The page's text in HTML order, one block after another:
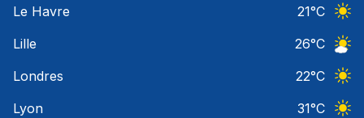
Le Havre
21°C
Lille
26°C
Londres
22°C
Lyon
31°C